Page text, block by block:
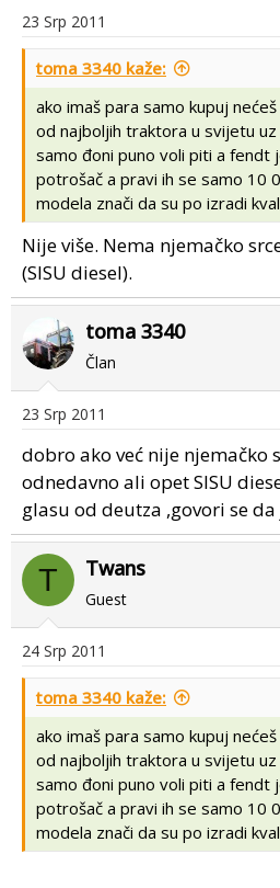
23 Srp 2011
toma 3340 kaže:
ako imaš para samo kupuj
od najboljih traktora u svijetu
samo đoni puno voli piti a fendt
potrošač a pravi ih se samo 10
modela znači da su po izradi
Nije više. Nema njemačko
(SISU diesel).
toma 3340
Član
23 Srp 2011
dobro ako već nije njemačko
odnedavno ali opet SISU
glasu od deutza ,govori se
T Twans
Guest
24 Srp 2011
toma 3340 kaže:
ako imaš para samo kupuj
od najboljih traktora u svijetu
samo đoni puno voli piti a fendt
potrošač a pravi ih se samo 10
modela znači da su po izradi